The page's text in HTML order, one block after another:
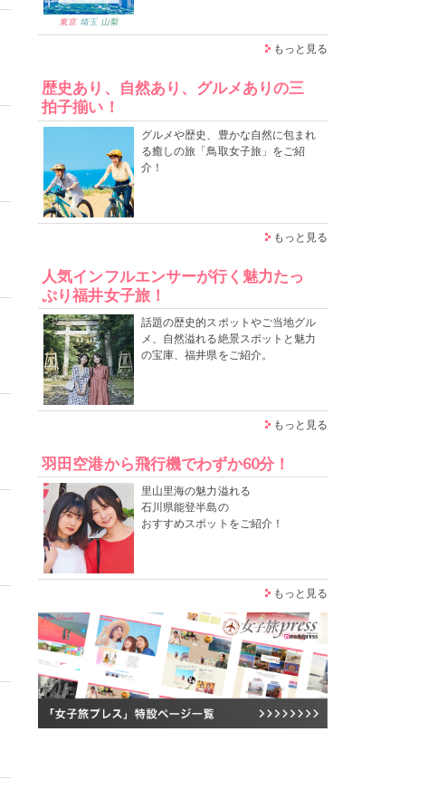
もっと見る
歴史あり、自然あり、グルメありの三
拍子揃い！
グルメや歴史、豊かな自然に包まれ
る癒しの旅「鳥取女子旅」をご紹
介！
もっと見る
人気インフルエンサーが行く魅力たっ
ぷり福井女子旅！
話題の歴史的スポットやご当地グル
メ、自然溢れる絶景スポットと魅力
の宝庫、福井県をご紹介。
もっと見る
羽田空港から飛行機でわずか60分！
里山里海の魅力溢れる
石川県能登半島の
おすすめスポットをご紹介！
もっと見る